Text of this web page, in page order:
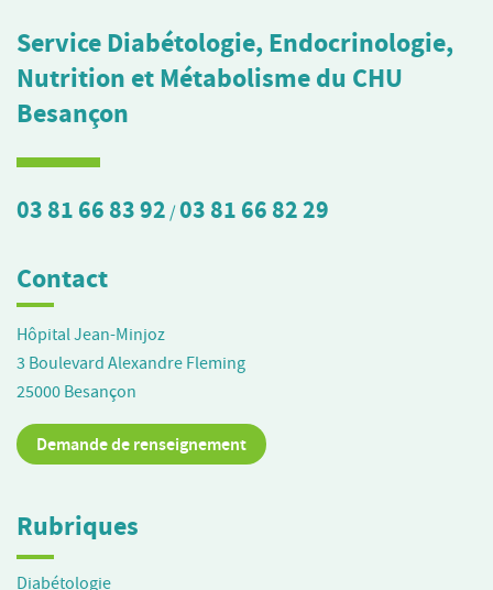
Service Diabétologie, Endocrinologie,
Nutrition et Métabolisme du CHU
Besançon
03 81 66 83 92 /03 81 66 82 29
Contact
Hôpital Jean-Minjoz
3 Boulevard Alexandre Fleming
25000 Besançon
Demande de renseignement
Rubriques
Diabétologie